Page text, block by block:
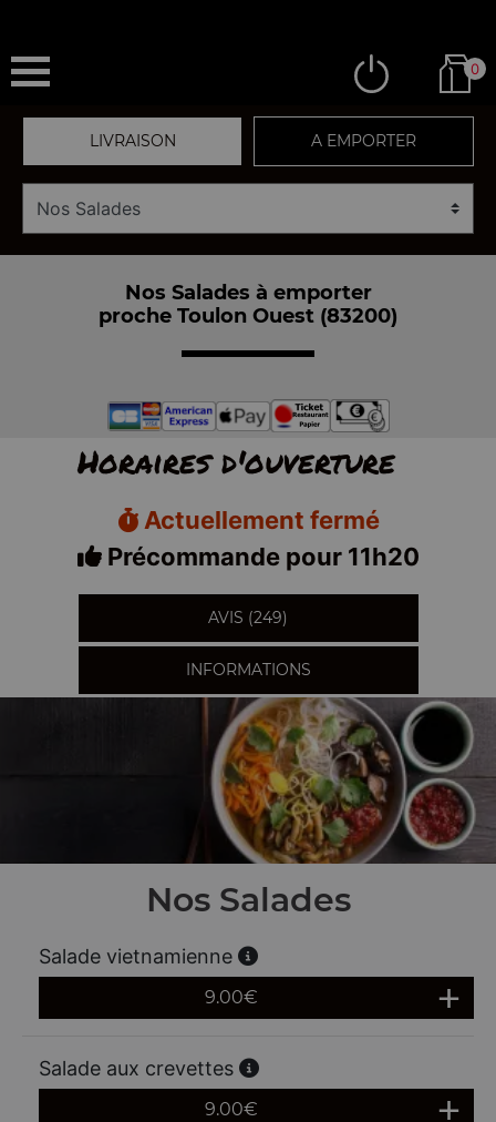
0
LIVRAISON A EMPORTER
Nos Salades à emporter
proche Toulon Ouest (83200)
Horaires d'ouverture
Actuellement fermé
Précommande pour 11h20
AVIS (249)
INFORMATIONS
Nos Salades
Salade vietnamienne
9.00€
Salade aux crevettes
9.00€